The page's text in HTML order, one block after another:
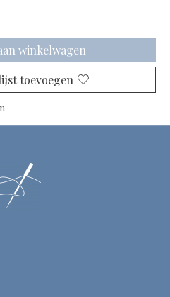
winkelwagen
toevoegen